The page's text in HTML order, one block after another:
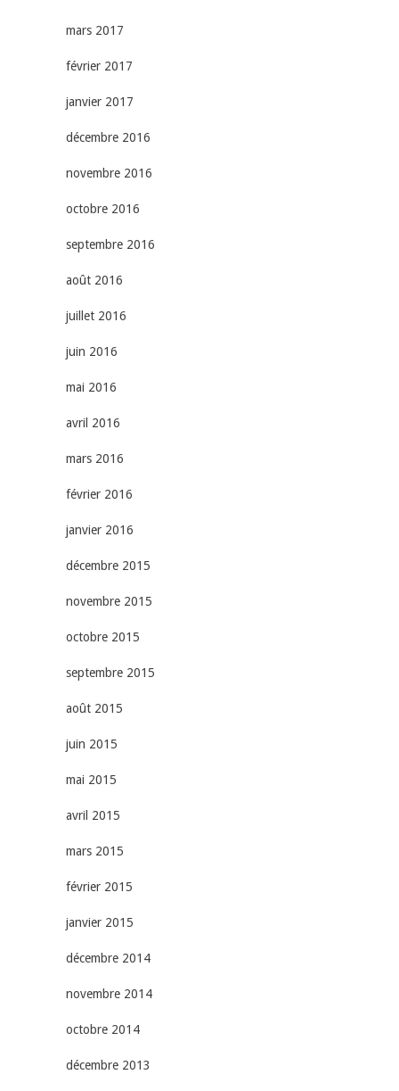
mars 2017
février 2017
janvier 2017
décembre 2016
novembre 2016
octobre 2016
septembre 2016
août 2016
juillet 2016
juin 2016
mai 2016
avril 2016
mars 2016
février 2016
janvier 2016
décembre 2015
novembre 2015
octobre 2015
septembre 2015
août 2015
juin 2015
mai 2015
avril 2015
mars 2015
février 2015
janvier 2015
décembre 2014
novembre 2014
octobre 2014
décembre 2013